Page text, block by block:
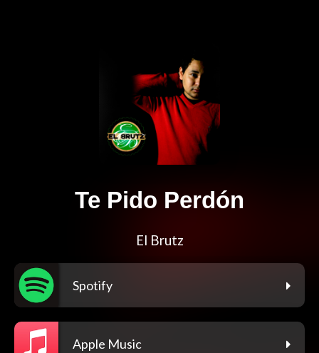
Te Pido Perdón
El Brutz
Spotify
Apple Music